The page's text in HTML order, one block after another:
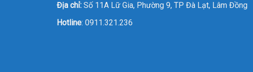
Địa chỉ: Số 11A Lữ Gia, Phường 9, TP Đà Lạt, Lâm Đồng
Hotline:0911.321.236